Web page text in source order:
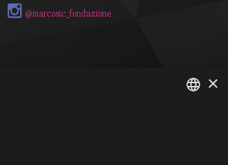
@marcosic_fondazione
×